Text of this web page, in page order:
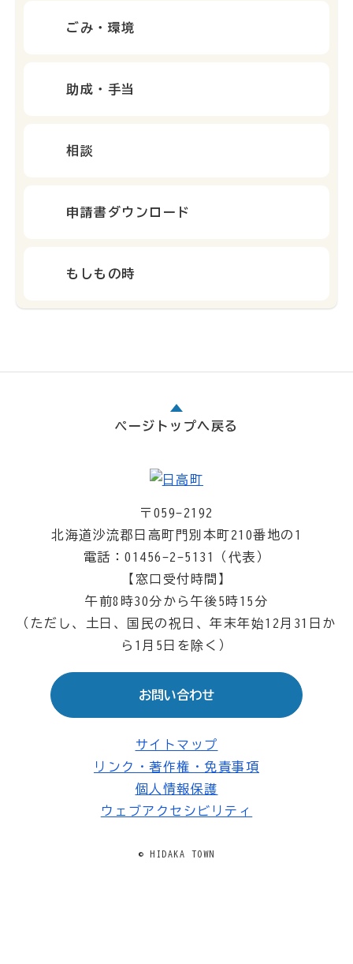
ごみ・環境
助成・手当
相談
申請書ダウンロード
もしもの時
ページトップへ戻る
〒059-2192
北海道沙流郡日高町門別本町210番地の1
電話：01456-2-5131（代表）
【窓口受付時間】
午前8時30分から午後5時15分
（ただし、土日、国民の祝日、年末年始12月31日か
ら1月5日を除く）
お問い合わせ
サイトマップ
リンク・著作権・免責事項
個人情報保護
ウェブアクセシビリティ
© HIDAKA TOWN